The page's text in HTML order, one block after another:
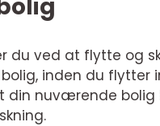
du ved at flytte og
inden du flytter
din nuværende